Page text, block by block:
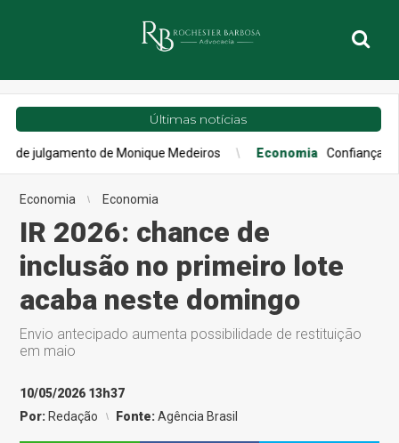
Últimas notícias
de Monique Medeiros Economia Confiança do
Economia Economia
IR 2026: chance de
inclusão no primeiro lote
acaba neste domingo
Envio antecipado aumenta possibilidade de restituição
em maio
10/05/2026 13h37
Por: Redação Fonte:Agência Brasil